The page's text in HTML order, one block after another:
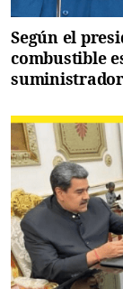
Según el
combustible